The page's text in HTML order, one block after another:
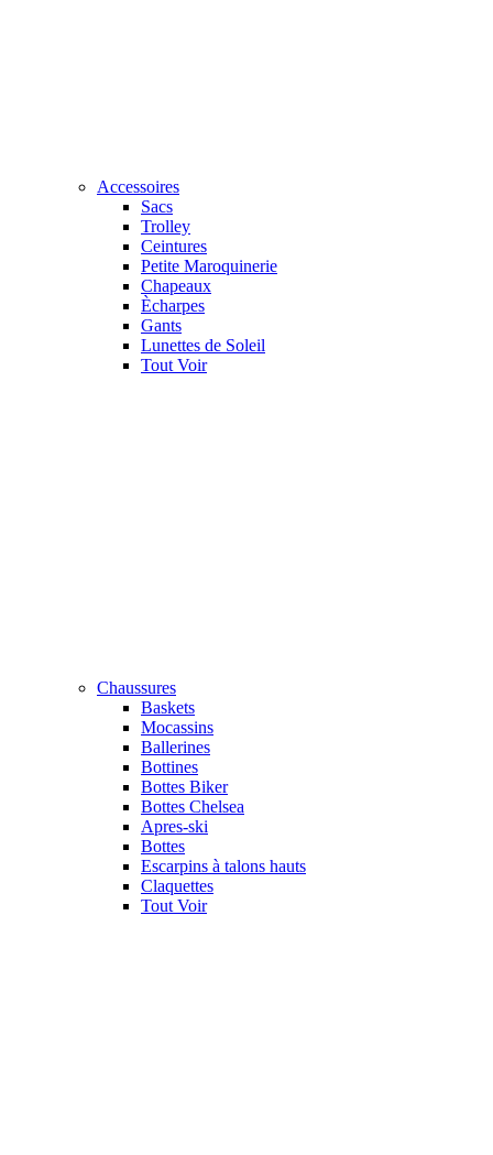
Accessoires
Sacs
Trolley
Ceintures
Petite Maroquinerie
Chapeaux
Ècharpes
Gants
Lunettes de Soleil
Tout Voir
Chaussures
Baskets
Mocassins
Ballerines
Bottines
Bottes Biker
Bottes Chelsea
Apres-ski
Bottes
Escarpins à talons hauts
Claquettes
Tout Voir